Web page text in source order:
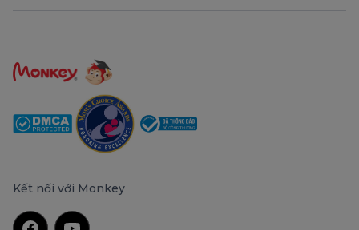
Kết nối với Monkey